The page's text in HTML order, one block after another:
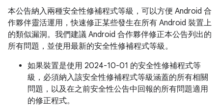
本公告納入兩種安全性修補程式等級，可以方便 Android 合
作夥伴靈活運用，快速修正某些發生在所有 Android 裝置上
的類似漏洞。我們建議 Android 合作夥伴修正本公告列出的
所有問題，並使用最新的安全性修補程式等級。
如果裝置是使用 2024-10-01 的安全性修補程式等
級，必須納入該安全性修補程式等級涵蓋的所有相關
問題，以及在之前安全性公告中回報的所有問題適用
的修正程式。